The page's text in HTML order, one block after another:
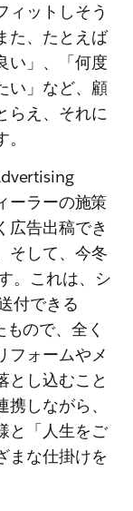
ィットしそう
た、たとえば
い」、「何度
い」など、顧
らえ、それに
ーラーの施策
広告出稿でき
そして、今冬
。これは、シ
付できる
ので、全く
フォームやメ
とし込むこと
しながら、
と「人生をご
まな仕掛けを